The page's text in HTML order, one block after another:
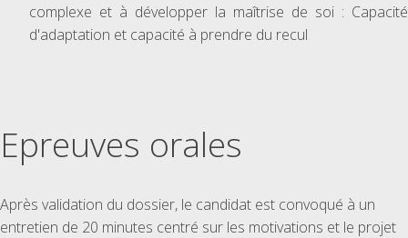
complexe et à développer la maîtrise de soi : Capacité
d'adaptation et capacité à prendre du recul
Epreuves orales
Après validation du dossier, le candidat est convoqué à un
entretien de 20 minutes centré sur les motivations et le projet